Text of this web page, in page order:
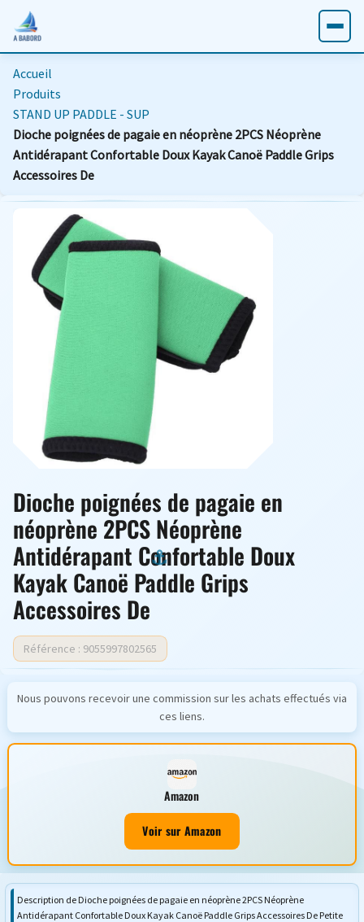
Accueil
Produits
STAND UP PADDLE - SUP
Dioche poignées de pagaie en néoprène 2PCS Néoprène
Antidérapant Confortable Doux Kayak Canoë Paddle Grips
Accessoires De
Dioche poignées de pagaie en
néoprène 2PCS Néoprène
Antidérapant Confortable Doux
Kayak Canoë Paddle Grips
Accessoires De
Référence : 9055997802565
Nous pouvons recevoir une commission sur les achats effectués via
ces liens.
Amazon
Voir sur Amazon
Description de Dioche poignées de pagaie en néoprène 2PCS Néoprène
Antidérapant Confortable Doux Kayak Canoë Paddle Grips Accessoires De Petite